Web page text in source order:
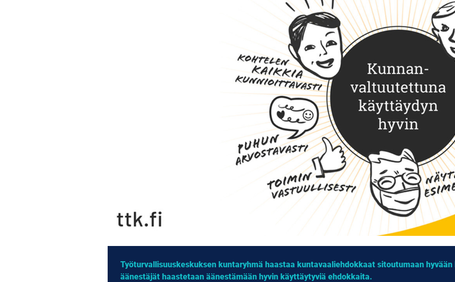
Työturvallisuuskeskuksen kuntaryhmä haastaa kuntavaaliehdokkaat sitoutumaan
äänestäjät haastetaan äänestämään hyvin käyttäytyviä ehdokkaita.